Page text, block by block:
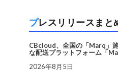
プレスリリースま
CBcloud、全国の「Marq」
な配送プラットフォーム「
2026年8月5日